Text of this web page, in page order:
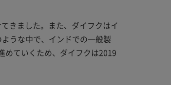
きました。また、ダイフクはイ
うな中で、インドでの一般製
めていくため、ダイフクは2019